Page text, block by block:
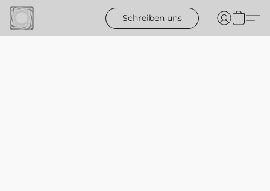
Schreiben uns